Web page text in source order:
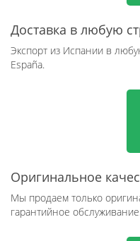
Доставка в любую
Экспорт из Испании в
España.
Оригинальное
Мы продаем только
гарантийное